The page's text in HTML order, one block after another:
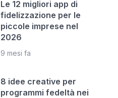
Le 12 migliori app di
fidelizzazione per le
piccole imprese nel
2026
9 mesi fa
8 idee creative per
programmi fedeltà nei